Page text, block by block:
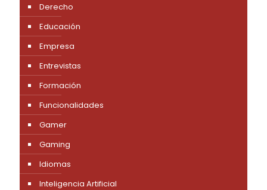
Derecho
Educación
Empresa
Entrevistas
Formación
Funcionalidades
Gamer
Gaming
Idiomas
Inteligencia Artificial